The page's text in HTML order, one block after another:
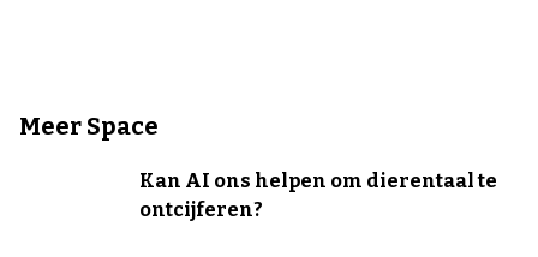
Meer Space
Kan AI ons helpen om dierentaal te
ontcijferen?